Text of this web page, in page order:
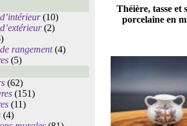
(10)
(2)
rangement(4)
(5)
(62)
(151)
(11)
(4)
Théière, tasse et
porcelaine en